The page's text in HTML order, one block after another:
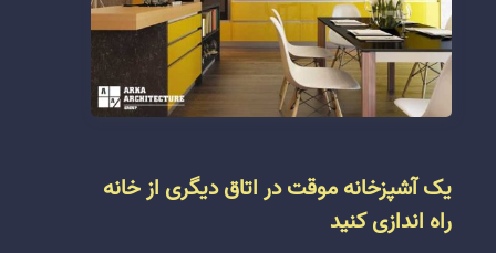
یک آشپزخانه موقت در اتاق دیگری از خانه
راه اندازی کنید